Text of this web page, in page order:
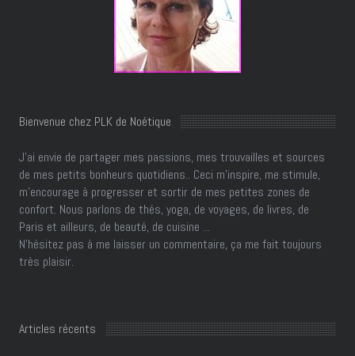
Bienvenue chez PLK de Noétique
J’ai envie de partager mes passions, mes trouvailles et sources
de mes petits bonheurs quotidiens.. Ceci m'inspire, me stimule,
m'encourage à progresser et sortir de mes petites zones de
confort. Nous parlons de thés, yoga, de voyages, de livres, de
Paris et ailleurs, de beauté, de cuisine ...
N'hésitez pas à me laisser un commentaire, ça me fait toujours
très plaisir.
Articles récents